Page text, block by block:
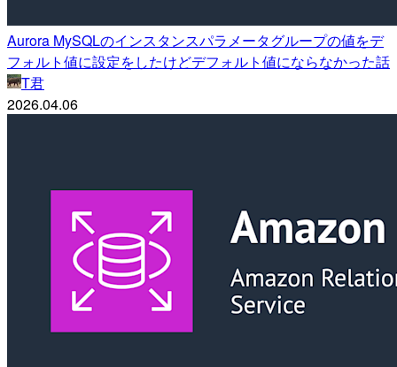
Aurora MySQLのインスタンスパラメータグループの値をデ
フォルト値に設定をしたけどデフォルト値にならなかった話
T君
2026.04.06